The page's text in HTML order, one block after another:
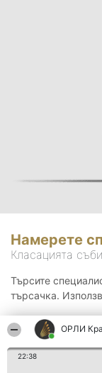
ОРЛИ
22:38
Намерете
Класацията
Търсите
търсачка.